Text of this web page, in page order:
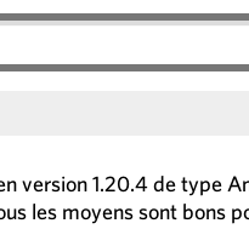
version 1.20.4 de type
les moyens sont bons